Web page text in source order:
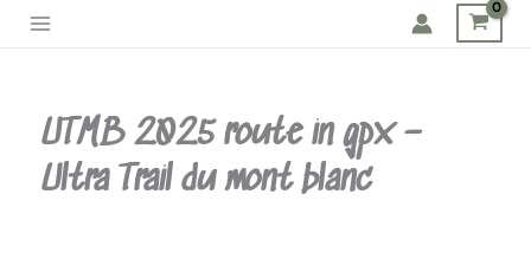
UTMB 2025 route in gpx –
Ultra Trail du mont blanc